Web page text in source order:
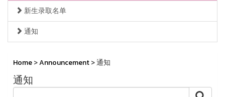
新生录取名单
通知
Home>Announcement> 通知
通知